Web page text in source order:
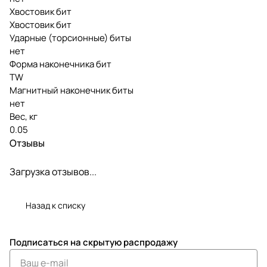
Хвостовик бит
Хвостовик бит
Ударные (торсионные) биты
нет
Форма наконечника бит
TW
Магнитный наконечник биты
нет
Вес, кг
0.05
Отзывы
Загрузка отзывов...
Назад к списку
Подписаться на скрытую распродажу